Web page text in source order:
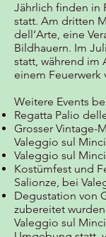
Jährlich finden in
statt. Am dritten
dell’Arte, eine
Bildhauern. Im
statt, während im
einem Feuerwerk
Weitere Events
Regatta Palio
Grosser Vintage-
Valeggio sul
Valeggio sul
Kostümfest und
Salionze, bei
Degustation von
zubereitet
Valeggio sul